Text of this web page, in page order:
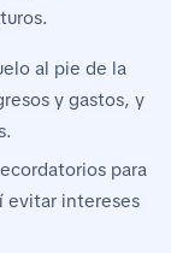
al pie de la
y gastos, y
para
evitar intereses